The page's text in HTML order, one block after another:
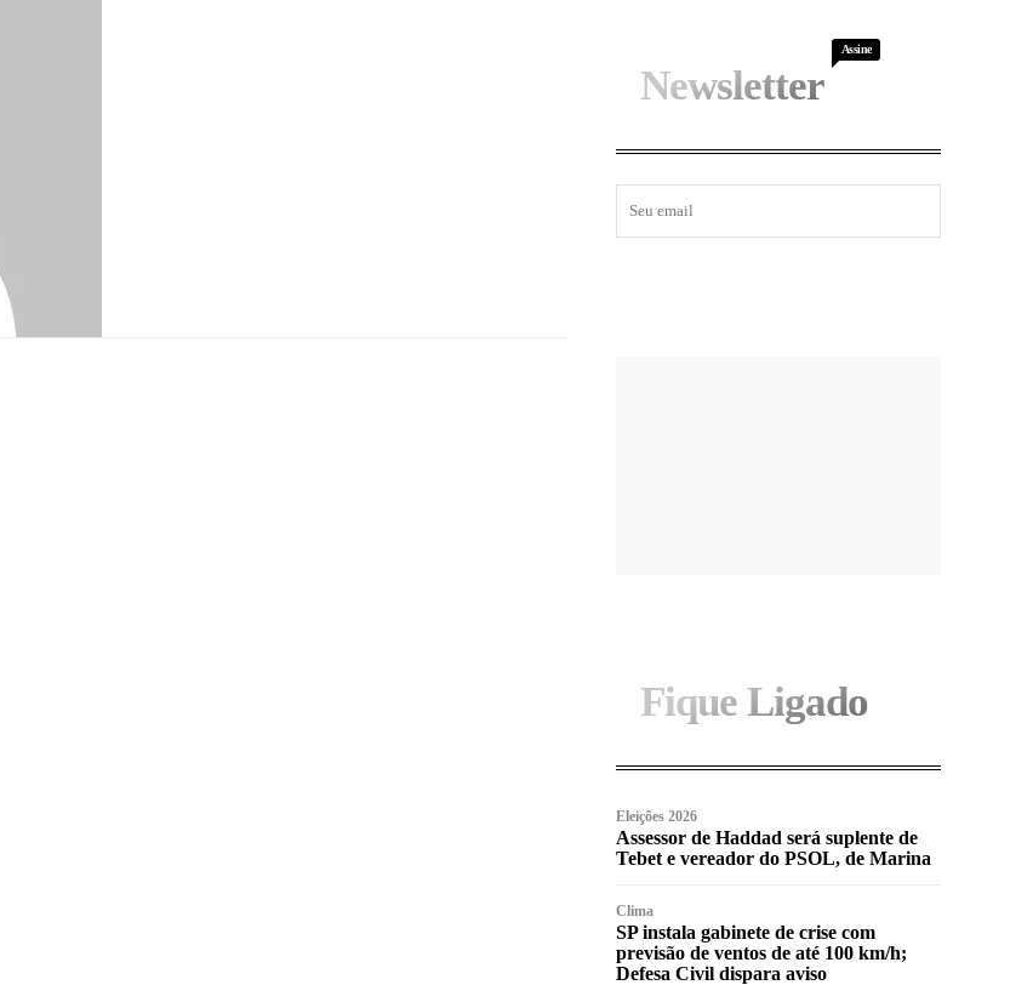
Newsletter
Assine
Fique Ligado
Eleições 2026
Assessor de Haddad será suplente de
Tebet e vereador do PSOL, de Marina
Clima
SP instala gabinete de crise com
previsão de ventos de até 100 km/h;
Defesa Civil dispara aviso